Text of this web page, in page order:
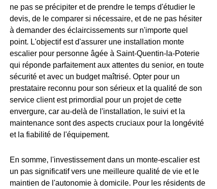
ne pas se précipiter et de prendre le temps d'étudier le
devis, de le comparer si nécessaire, et de ne pas hésiter
à demander des éclaircissements sur n'importe quel
point. L'objectif est d'assurer une installation monte
escalier pour personne âgée à Saint-Quentin-la-Poterie
qui réponde parfaitement aux attentes du senior, en toute
sécurité et avec un budget maîtrisé. Opter pour un
prestataire reconnu pour son sérieux et la qualité de son
service client est primordial pour un projet de cette
envergure, car au-delà de l'installation, le suivi et la
maintenance sont des aspects cruciaux pour la longévité
et la fiabilité de l'équipement.
En somme, l'investissement dans un monte-escalier est
un pas significatif vers une meilleure qualité de vie et le
maintien de l'autonomie à domicile. Pour les résidents de